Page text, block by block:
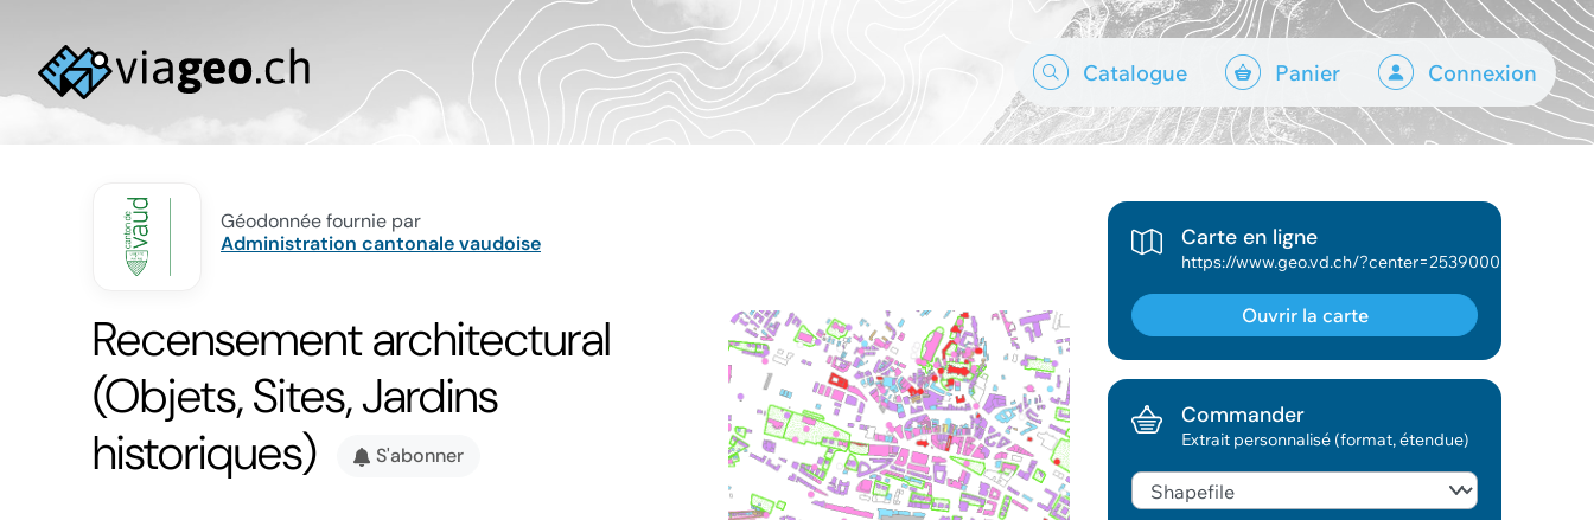
Catalogue Panier Connexion
Géodonnée fournie par
Administration cantonale vaudoise
Recensement architectural
(Objets, Sites, Jardins
historiques)
S'abonner
Carte en ligne
Ouvrir la carte
Commander
Extrait personnalisé (format, étendue)